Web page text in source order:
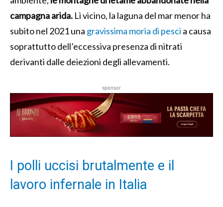
campagna arida. Lì vicino, la laguna del mar menor ha
subito nel 2021 una gravissima moria di pesci a causa
soprattutto dell’eccessiva presenza di nitrati
derivanti dalle deiezioni degli allevamenti.
sponsor
I polli uccisi brutalmente e il
lavoro infernale in Italia